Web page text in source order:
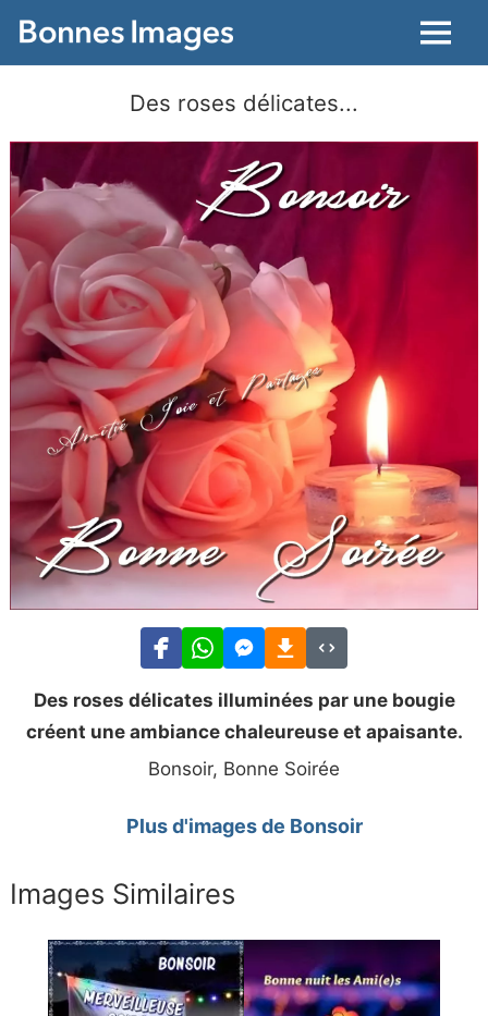
Menu
Des roses délicates...
Des roses délicates illuminées par une bougie
créent une ambiance chaleureuse et apaisante.
Bonsoir, Bonne Soirée
Plus d'images de Bonsoir
Images Similaires